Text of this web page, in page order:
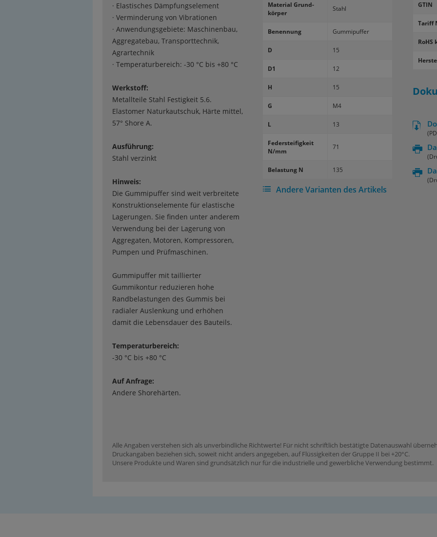
· Elastisches Dämpfungselement
· Verminderung von Vibrationen
· Anwendungsgebiete: Maschinenbau,
Aggregatebau, Transporttechnik,
Agrartechnik
· Temperaturbereich: -30 °C bis +80 °C
Werkstoff:
Metallteile Stahl Festigkeit 5.6.
Elastomer Naturkautschuk, Härte mittel,
57° Shore A.
Ausführung:
Stahl verzinkt
Hinweis:
Die Gummipuffer sind weit verbreitete
Konstruktionselemente für elastische
Lagerungen. Sie finden unter anderem
Verwendung bei der Lagerung von
Aggregaten, Motoren, Kompressoren,
Pumpen und Prüfmaschinen.
Gummipuffer mit taillierter
Gummikontur reduzieren hohe
Randbelastungen des Gummis bei
radialer Auslenkung und erhöhen
damit die Lebensdauer des Bauteils.
Temperaturbereich:
-30 °C bis +80 °C
Auf Anfrage:
Andere Shorehärten.
Ma­te­ri­al Grund­
kör­per
Stahl
Be­nen­nung Gum­mi­puf­fer
D 15
D1 12
H 15
G M4
L 13
Fe­der­stei­fig­keit
N/mm
71
Be­las­tung N 135
Andere Varianten des Artikels
GTIN
Tariff
RoHS
Alle Angaben verstehen sich als unverbindliche Richtwerte! Für nicht schriftlich bestätigte Datenauswahl
Druckangaben beziehen sich, soweit nicht anders angegeben, auf Flüssigkeiten der Gruppe II bei +20°C.
Unsere Produkte und Waren sind grundsätzlich nur für die industrielle und gewerbliche Verwendung bestimmt.